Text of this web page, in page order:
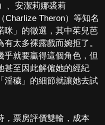
、安潔莉娜裘莉
Charlize Theron）等知名
咪」的徵選，其中茱兒芭
太多裸露戲而婉拒了。
乎就要贏得這個角色，但
甚至因此解僱她的經紀
淫穢」的細節就讓她去試
，票房評價雙輸，成本